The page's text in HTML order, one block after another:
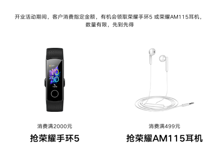
开业活动期间，客户消费指定金额，有机会领取荣耀手环5 或荣耀AM115耳机，
数量有限，先到先得
消费满2000元
抢荣耀手环5
消费满499元
抢荣耀AM115耳机